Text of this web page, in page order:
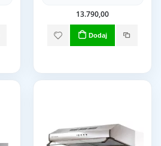
13.790,00
Dodaj